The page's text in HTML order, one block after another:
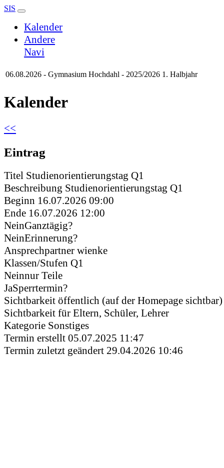
SIS
Kalender
Andere
Navi
06.08.2026 - Gymnasium Hochdahl - 2025/2026 1. Halbjahr
Kalender
<<
Eintrag
Titel Studienorientierungstag Q1
Beschreibung Studienorientierungstag Q1
Beginn 16.07.2026 09:00
Ende 16.07.2026 12:00
NeinGanztägig?
NeinErinnerung?
Ansprechpartner wienke
Klassen/Stufen Q1
Neinnur Teile
JaSperrtermin?
Sichtbarkeit öffentlich (auf der Homepage sichtbar)
Sichtbarkeit für Eltern, Schüler, Lehrer
Kategorie Sonstiges
Termin erstellt 05.07.2025 11:47
Termin zuletzt geändert 29.04.2026 10:46